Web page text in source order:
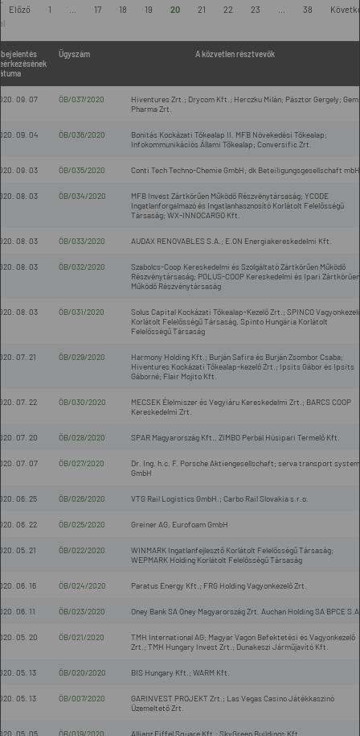
Előző 1 17 18 19 20 21 22 23 38
Ügyszám A közvetlen résztvevők
09. 07 ÖB/037/2020
Hiventures Zrt.; Drycom Kft.; Herczku Milán; Pásztor Gergely;
Pharma Zrt.
09. 04 ÖB/036/2020
Bonitás Kockázati Tőkealap II. MFB Növekedési Tőkealap;
Infokommunikációs Állami Tőkealap; Conversific Zrt.
09. 03 ÖB/035/2020 Conti Tech Techno-Chemie GmbH; dk Beteiligungsgesellschaft mbH
08. 03 ÖB/034/2020
MFB Invest Zártkörűen Működő Részvénytársaság; YCODE
Ingatlanforgalmazó és Ingatlanhasznosító Korlátolt Felelősségű
Társaság; WX-INNOCARGO Kft.
08. 03 ÖB/033/2020 AUDAX RENOVABLES S.A.; E.ON Energiakereskedelmi Kft.
08. 03 ÖB/032/2020
Szabolcs-Coop Kereskedelmi és Szolgáltató Zártkörűen Működő
Részvénytársaság; POLUS-COOP Kereskedelmi és Ipari Zártkörűen
Működő Részvénytársaság
08. 03 ÖB/031/2020
Solus Capital Kockázati Tőkealap-Kezelő Zrt.; SPINCO
Korlátolt Felelősségű Társaság, Spinto Hungária Korlátolt
Felelősségű Társaság
07. 21 ÖB/029/2020
Harmony Holding Kft.; Burján Safira és Burján Zsombor Csaba;
Hiventures Kockázati Tőkealap-kezelő Zrt.; Ipsits Gábor és Ipsits
Gáborné; Flair Mojito Kft.
07. 22 ÖB/030/2020
MECSEK Élelmiszer és Vegyiáru Kereskedelmi Zrt.; BARCS COOP
Kereskedelmi Zrt.
07. 20 ÖB/028/2020 SPAR Magyarország Kft., ZIMBO Perbál Húsipari Termelő Kft.
07. 07 ÖB/027/2020
Dr. Ing. h.c. F. Porsche Aktiengesellschaft; serva transport
GmbH
06. 25 ÖB/026/2020 VTG Rail Logistics GmbH.; Carbo Rail Slovakia s.r.o.
06. 22 ÖB/025/2020 Greiner AG, Eurofoam GmbH
05. 21 ÖB/022/2020
WINMARK Ingatlanfejlesztő Korlátolt Felelősségű Társaság;
WEPMARK Holding Korlátolt Felelősségű Társaság
06. 16 ÖB/024/2020 Paratus Energy Kft.; FRG Holding Vagyonkezelő Zrt.
06. 11 ÖB/023/2020 Oney Bank SA Oney Magyarország Zrt. Auchan Holding SA BPCE
05. 20 ÖB/021/2020
TMH International AG; Magyar Vagon Befektetési és Vagyonkezelő
Zrt.; TMH Hungary Invest Zrt.; Dunakeszi Járműjavító Kft.
05. 13 ÖB/020/2020 BIS Hungary Kft.; WARM Kft.
05. 13 ÖB/007/2020
GARINVEST PROJEKT Zrt.; Las Vegas Casino Játékkaszinó
Üzemeltető Zrt.
05. 05 ÖB/019/2020 Allianz Eiffel Square Kft.; SkyGreen Buildings Kft.